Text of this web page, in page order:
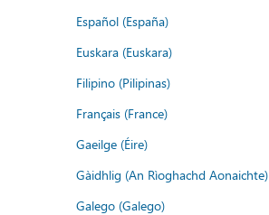
Español (España)
Euskara (Euskara)
Filipino (Pilipinas)
Français (France)
Gaeilge (Éire)
Gàidhlig (An Rìoghachd Aonaichte)
Galego (Galego)